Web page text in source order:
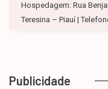
Hospedagem: Rua
Teresina – Piauí |
Publicidade